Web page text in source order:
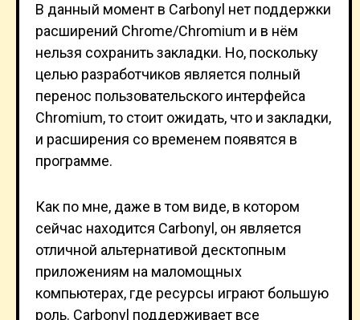
В данный момент в Carbonyl нет поддержки
расширений Chrome/Chromium и в нём
нельзя сохранить закладки. Но, поскольку
целью разработчиков является полный
перенос пользовательского интерфейса
Chromium, то стоит ожидать, что и закладки,
и расширения со временем появятся в
программе.
Как по мне, даже в том виде, в котором
сейчас находится Carbonyl, он является
отличной альтернативой десктопным
приложениям на маломощных
компьютерах, где ресурсы играют большую
роль. Carbonyl поддерживает все